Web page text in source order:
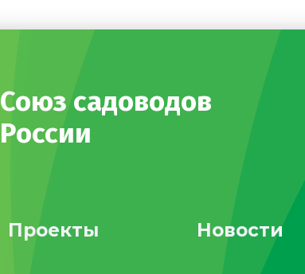
Союз садоводов
России
Проекты Новости